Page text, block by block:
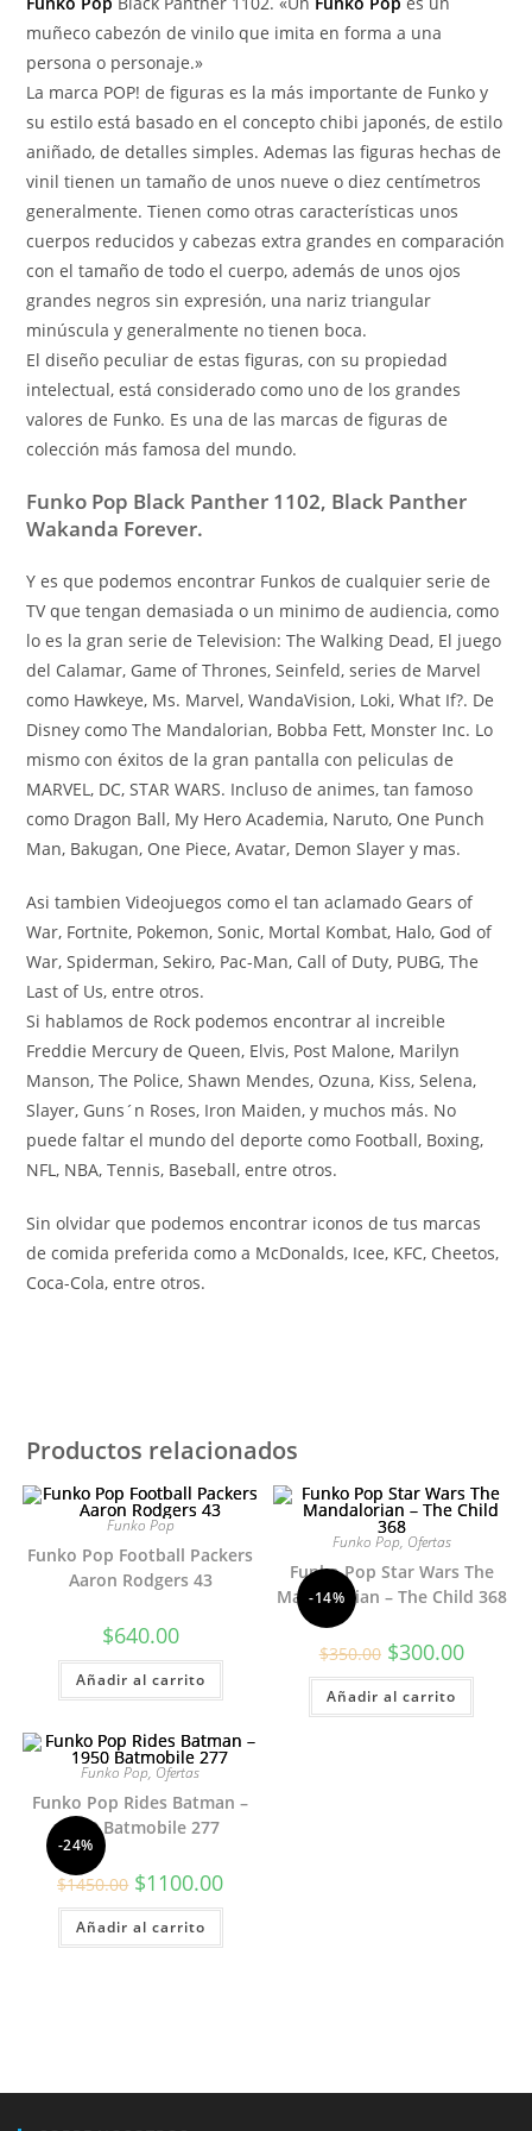
muñeco cabezón de vinilo que imita en forma a una
persona o personaje.»
La marca POP! de figuras es la más importante de Funko y
su estilo está basado en el concepto chibi japonés, de estilo
aniñado, de detalles simples. Ademas las figuras hechas de
vinil tienen un tamaño de unos nueve o diez centímetros
generalmente. Tienen como otras características unos
cuerpos reducidos y cabezas extra grandes en comparación
con el tamaño de todo el cuerpo, además de unos ojos
grandes negros sin expresión, una nariz triangular
minúscula y generalmente no tienen boca.
El diseño peculiar de estas figuras, con su propiedad
intelectual, está considerado como uno de los grandes
valores de Funko. Es una de las marcas de figuras de
colección más famosa del mundo.
Funko Pop Black Panther 1102, Black Panther
Wakanda Forever.
Y es que podemos encontrar Funkos de cualquier serie de
TV que tengan demasiada o un minimo de audiencia, como
lo es la gran serie de Television: The Walking Dead, El juego
del Calamar, Game of Thrones, Seinfeld, series de Marvel
como Hawkeye, Ms. Marvel, WandaVision, Loki, What If?. De
Disney como The Mandalorian, Bobba Fett, Monster Inc. Lo
mismo con éxitos de la gran pantalla con peliculas de
MARVEL, DC, STAR WARS. Incluso de animes, tan famoso
como Dragon Ball, My Hero Academia, Naruto, One Punch
Man, Bakugan, One Piece, Avatar, Demon Slayer y mas.
Asi tambien Videojuegos como el tan aclamado Gears of
War, Fortnite, Pokemon, Sonic, Mortal Kombat, Halo, God of
War, Spiderman, Sekiro, Pac-Man, Call of Duty, PUBG, The
Last of Us, entre otros.
Si hablamos de Rock podemos encontrar al increible
Freddie Mercury de Queen, Elvis, Post Malone, Marilyn
Manson, The Police, Shawn Mendes, Ozuna, Kiss, Selena,
Slayer, Guns´n Roses, Iron Maiden, y muchos más. No
puede faltar el mundo del deporte como Football, Boxing,
NFL, NBA, Tennis, Baseball, entre otros.
Sin olvidar que podemos encontrar iconos de tus marcas
de comida preferida como a McDonalds, Icee, KFC, Cheetos,
Coca-Cola, entre otros.
Productos relacionados
Funko Pop
Funko Pop Football Packers
Aaron Rodgers 43
$640.00
Añadir al carrito
-14%
Funko Pop, Ofertas
Funko Pop Star Wars The
Mandalorian – The Child 368
$350.00 El
precio
original
era:
$350.00.
$300.00El
precio
actual
$300.00.
Añadir al carrito
-24%
Funko Pop, Ofertas
Funko Pop Rides Batman –
1950 Batmobile 277
$1450.00 El
precio
original
era:
$1450.00.
$1100.00El
actual
$1100.00.
Añadir al carrito